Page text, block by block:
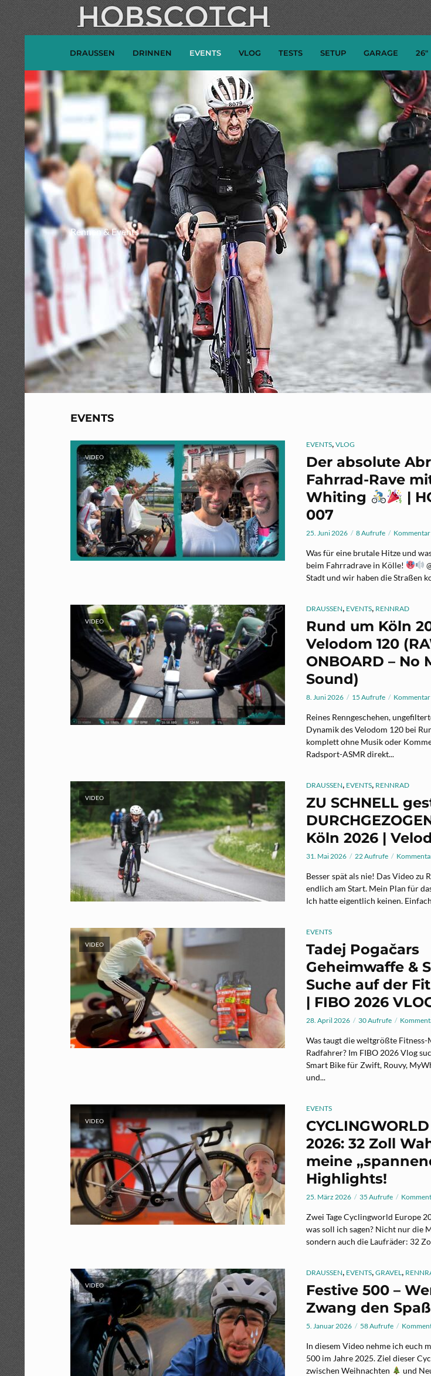
DRAUSSEN DRINNEN EVENTS VLOG TESTS SETUP GARAGE 26″
Rennen & Events
EVENTS
VIDEO
EVENTS, VLOG
Der absolute
Fahrrad-Rave
Whiting
|
007
25. Juni 2026 8 Aufrufe
Was für eine brutale Hitze und
beim Fahrradrave in Kölle!
Stadt und wir haben die Straßen
VIDEO
DRAUSSEN, EVENTS, RENNRAD
Rund um Köln
Velodom 120
ONBOARD – No
Sound)
8. Juni 2026 15 Aufrufe
Reines Renngeschehen,
Dynamik des Velodom 120 bei
komplett ohne Musik oder
Radsport-ASMR direkt...
VIDEO
DRAUSSEN, EVENTS, RENNRAD
ZU SCHNELL
Köln 2026 |
31. Mai 2026 22 Aufrufe
Besser spät als nie! Das Video zu
endlich am Start. Mein Plan für
Ich hatte eigentlich keinen.
VIDEO
EVENTS
Tadej Pogačars
Geheimwaffe &
Suche auf der
| FIBO 2026
28. April 2026 30 Aufrufe
Was taugt die weltgrößte
Radfahrer? Im FIBO 2026 Vlog
Smart Bike für Zwift, Rouvy,
und...
VIDEO
EVENTS
2026: 32 Zoll
meine
Highlights!
25. März 2026 35 Aufrufe
Zwei Tage Cyclingworld Europe
was soll ich sagen? Nicht nur die
sondern auch die Laufräder: 32
VIDEO
DRAUSSEN EVENTS GRAVEL
Festive 500 –
Zwang den
5. Januar 2026 58 Aufrufe
In diesem Video nehme ich euch
500 im Jahre 2025. Ziel dieser
zwischen Weihnachten
und